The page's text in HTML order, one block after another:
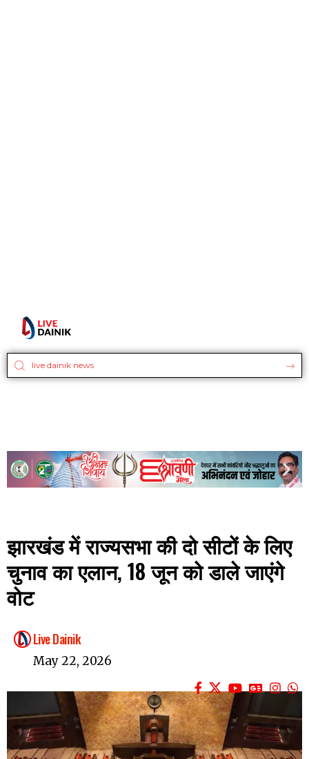
झारखंड में राज्यसभा की दो सीटों के लिए
चुनाव का एलान, 18 जून को डाले जाएंगे
वोट
Live Dainik
May 22, 2026